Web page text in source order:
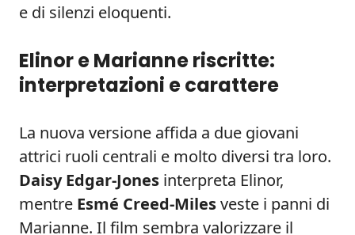
e di silenzi eloquenti.
Elinor e Marianne riscritte:
interpretazioni e carattere
La nuova versione affida a due giovani
attrici ruoli centrali e molto diversi tra loro.
Daisy Edgar-Jones interpreta Elinor,
mentre Esmé Creed-Milesveste i panni di
Marianne. Il film sembra valorizzare il